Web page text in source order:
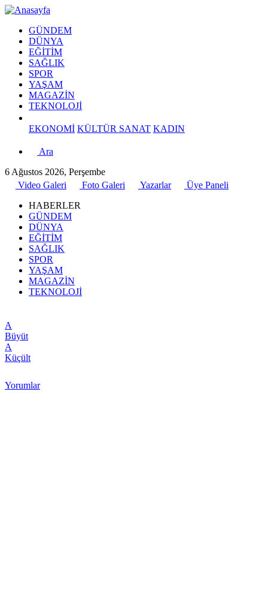
GÜNDEM
DÜNYA
EĞİTİM
SAĞLIK
SPOR
YAŞAM
MAGAZİN
TEKNOLOJİ
EKONOMİ KÜLTÜR SANAT KADIN
Ara
6 Ağustos 2026, Perşembe
Video Galeri
Foto Galeri Yazarlar
Üye Paneli
HABERLER
GÜNDEM
DÜNYA
EĞİTİM
SAĞLIK
SPOR
YAŞAM
MAGAZİN
TEKNOLOJİ
A
Büyüt
A
Küçült
Yorumlar